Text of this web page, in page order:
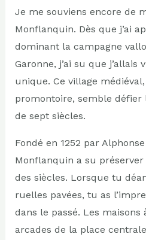
Je me souviens encore de
Monflanquin. Dès que j’ai
dominant la campagne
Garonne, j’ai su que j’allais
unique. Ce village
promontoire, semble
de sept siècles.
Fondé en 1252 par
Monflanquin a su
des siècles. Lorsque tu
ruelles pavées, tu as
dans le passé. Les maisons
arcades de la place